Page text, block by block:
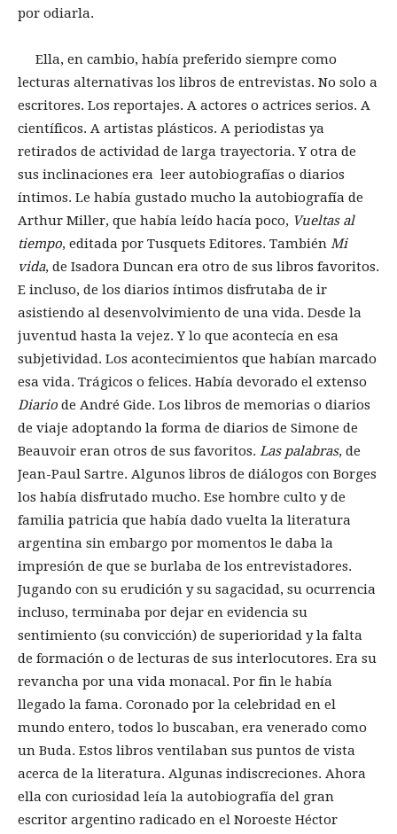
por odiarla.
Ella, en cambio, había preferido siempre como
lecturas alternativas los libros de entrevistas. No solo a
escritores. Los reportajes. A actores o actrices serios. A
científicos. A artistas plásticos. A periodistas ya
retirados de actividad de larga trayectoria. Y otra de
sus inclinaciones era leer autobiografías o diarios
íntimos. Le había gustado mucho la autobiografía de
Arthur Miller, que había leído hacía poco, Vueltas al
tiempo, editada por Tusquets Editores. También Mi
vida, de Isadora Duncan era otro de sus libros favoritos.
E incluso, de los diarios íntimos disfrutaba de ir
asistiendo al desenvolvimiento de una vida. Desde la
juventud hasta la vejez. Y lo que acontecía en esa
subjetividad. Los acontecimientos que habían marcado
esa vida. Trágicos o felices. Había devorado el extenso
Diario de André Gide. Los libros de memorias o diarios
de viaje adoptando la forma de diarios de Simone de
Beauvoir eran otros de sus favoritos. Las palabras, de
Jean-Paul Sartre. Algunos libros de diálogos con Borges
los había disfrutado mucho. Ese hombre culto y de
familia patricia que había dado vuelta la literatura
argentina sin embargo por momentos le daba la
impresión de que se burlaba de los entrevistadores.
Jugando con su erudición y su sagacidad, su ocurrencia
incluso, terminaba por dejar en evidencia su
sentimiento (su convicción) de superioridad y la falta
de formación o de lecturas de sus interlocutores. Era su
revancha por una vida monacal. Por fin le había
llegado la fama. Coronado por la celebridad en el
mundo entero, todos lo buscaban, era venerado como
un Buda. Estos libros ventilaban sus puntos de vista
acerca de la literatura. Algunas indiscreciones. Ahora
ella con curiosidad leía la autobiografía del gran
escritor argentino radicado en el Noroeste Héctor